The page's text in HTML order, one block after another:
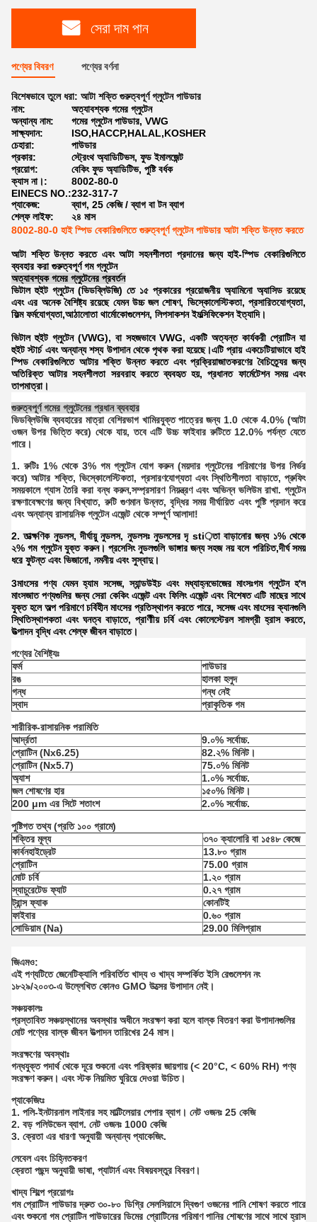
সেরা দাম পান
পণ্যের বিবরণ পণ্যের বর্ণনা
বিশেষভাবে তুলে ধরা: আটা শক্তি গুরুত্বপূর্ণ গ্লুটেন পাউডার
নাম:
অত্যাবশ্যক গমের গ্লুটেন
অন্যান্য নাম:
গমের গ্লুটেন পাউডার, VWG
সাক্ষ্যদান:
ISO,HACCP,HALAL,KOSHER
চেহারা:
পাউডার
প্রকার:
স্ট্রেংথ অ্যাডিটিভস, ফুড ইমালজেন্ট
প্রয়োগ:
বেকিং ফুড অ্যাডিটিভ, পুষ্টি বর্ধক
ক্যাস না।:
8002-80-0
EINECS NO.:232-317-7
প্যাকেজ:
ব্যাগ, 25 কেজি / ব্যাগ বা টন ব্যাগ
শেল্ফ লাইফ:
২৪ মাস
8002-80-0 হাই স্পিড বেকারিগুলিতে গুরুত্বপূর্ণ গ্লুটেন পাউডার আটা শক্তি উন্নত করতে
আটা শক্তি উন্নত করতে এবং আটা সহনশীলতা প্রদানের জন্য হাই-স্পিড বেকারিগুলিতে
ব্যবহার করা গুরুত্বপূর্ণ গম গ্লুটেন
অত্যাবশ্যক গমের গ্লুটেনের প্রবর্তন
ভিটাল হুইট গ্লুটেন (ভিডব্লিউজি) তে ১৫ প্রকারের প্রয়োজনীয় অ্যামিনো অ্যাসিড রয়েছে
এবং এর অনেক বৈশিষ্ট্য রয়েছে যেমন উচ্চ জল শোষণ, ভিস্কোলেস্টিকতা, প্রসারিতযোগ্যতা,
ফিল্ম ফর্মযোগ্যতা,আঠালোতা থার্মোকোগুলেশন, লিপসাকশন ইমল্সিফিকেশন ইত্যাদি।
ভিটাল হুইট গ্লুটেন (VWG), বা সহজভাবে VWG, একটি অত্যন্ত কার্যকরী প্রোটিন যা
হুইট স্টার্চ এবং অন্যান্য শস্য উপাদান থেকে পৃথক করা হয়েছে।এটি প্রায় একচেটিয়াভাবে হাই
স্পিড বেকারিগুলিতে আটার শক্তি উন্নত করতে এবং প্রক্রিয়াজাতকরণের বৈচিত্র্যের জন্য
অতিরিক্ত আটার সহনশীলতা সরবরাহ করতে ব্যবহৃত হয়, প্রধানত ফার্মেটেশন সময় এবং
তাপমাত্রা।
গুরুত্বপূর্ণ গমের গ্লুটেনের প্রধান ব্যবহার
ভিডব্লিউজি ব্যবহারের মাত্রা বেশিরভাগ খামিরযুক্ত পাত্রের জন্য 1.0 থেকে 4.0% (আটা
ওজন উপর ভিত্তি করে) থেকে যায়, তবে এটি উচ্চ ফাইবার রুটিতে 12.0% পর্যন্ত যেতে
পারে।
1. রুটিঃ 1% থেকে 3% গম গ্লুটেন যোগ করুন (ময়দার গ্লুটেনের পরিমাণের উপর নির্ভর
করে) আটার শক্তি, ভিস্কোলেস্টিকতা, প্রসারণযোগ্যতা এবং স্থিতিশীলতা বাড়াতে, প্রুফিং
সময়কালে গ্যাস তৈরি করা বন্ধ করুন,সম্প্রসারণ নিয়ন্ত্রণ এবং অভিন্ন ভলিউম রাখা. গ্লুটেন
রক্ষণাবেক্ষণের জন্য বিখ্যাত, রুটি গুণমান উন্নত, বৃদ্ধির সময় দীর্ঘায়িত এবং পুষ্টি প্রদান করে
এবং অন্যান্য রাসায়নিক গ্লুটেন এজেন্ট থেকে সম্পূর্ণ আলাদা!
2. তাত্ক্ষণিক নুডলস, দীর্ঘায়ু নুডলস, নুডলসঃ নুডলসের দৃ sti়তা বাড়ানোর জন্য ১% থেকে
২% গম গ্লুটেন যুক্ত করুন। প্রসেসিং নুডলগুলি ভাঙ্গার জন্য সহজ নয় বলে পরিচিত,দীর্ঘ সময়
ধরে ফুটন্ত এবং ভিজানো, নমনীয় এবং সুস্বাদু।
3মাংসের পণ্য যেমন হ্যাম সসেজ, স্যান্ডউইচ এবং মধ্যাহ্নভোজের মাংসঃগম গ্লুটেন হ'ল
মাংসজাত পণ্যগুলির জন্য সেরা কেকিং এজেন্ট এবং ফিলিং এজেন্ট এবং বিশেষত এটি মাছের সাথে
যুক্ত হলে অল্প পরিমাণে চর্বিহীন মাংসের প্রতিস্থাপন করতে পারে, সসেজ এবং মাংসের ক্যানগুলি
স্থিতিস্থাপকতা এবং ঘনত্ব বাড়াতে, প্রাণীীয় চর্বি এবং কোলেস্টেরল সামগ্রী হ্রাস করতে,
উত্পাদন বৃদ্ধি এবং শেল্ফ জীবন বাড়াতে।
পণ্যের বৈশিষ্ট্যঃ
ফর্ম
পাউডার
রঙ
হালকা হলুদ
গন্ধ
গন্ধ নেই
স্বাদ
প্রাকৃতিক গম
শারীরিক-রাসায়নিক পরামিতি
আর্দ্রতা
9.০% সর্বোচ্চ.
প্রোটিন (Nx6.25)
82.২% মিনিট।
প্রোটিন (Nx5.7)
75.০% মিনিট
অ্যাশ
1.০% সর্বোচ্চ.
জল শোষণের হার
১৫০% মিনিট।
200 μm এর সিটে শতাংশ
2.০% সর্বোচ্চ.
পুষ্টিগত তথ্য (প্রতি ১০০ গ্রামে)
শক্তির মূল্য
৩৭০ ক্যালোরি বা ১৫৪৮ কেজে
কার্বনহাইড্রেট
13.৮০ গ্রাম
প্রোটিন
75.00 গ্রাম
মোট চর্বি
1.২০ গ্রাম
স্যাচুরেটেড ফ্যাট
0.২৭ গ্রাম
ট্রান্স ফ্যাক
কোনটিই
ফাইবার
0.৬০ গ্রাম
সোডিয়াম (Na)
29.00 মিলিগ্রাম
জিএমও:
এই পণ্যটিতে জেনেটিক্যালি পরিবর্তিত খাদ্য ও খাদ্য সম্পর্কিত ইসি রেগুলেশন নং
১৮২৯/২০০৩-এ উল্লেখিত কোনও GMO উত্সের উপাদান নেই।
সঞ্চয়কালঃ
প্রস্তাবিত সঞ্চয়স্থানের অবস্থার অধীনে সংরক্ষণ করা হলে বাল্ক বিতরণ করা উপাদানগুলির
মোট পণ্যের বাল্ক জীবন উত্পাদন তারিখের 24 মাস।
সংরক্ষণের অবস্থাঃ
গন্ধযুক্ত পদার্থ থেকে দূরে শুকনো এবং পরিষ্কার জায়গায় (< 20°C, < 60% RH) পণ্য
সংরক্ষণ করুন। এবং স্টক নিয়মিত ঘুরিয়ে দেওয়া উচিত।
প্যাকেজিংঃ
1. পলি-ইনটারনাল লাইনার সহ মাল্টিলেয়ার পেপার ব্যাগ। নেট ওজনঃ 25 কেজি
2. বড় পলিউভেন ব্যাগ. নেট ওজনঃ 1000 কেজি
3. ক্রেতা এর ধারণা অনুযায়ী অন্যান্য প্যাকেজিং.
লেবেল এবং চিহ্নিতকরণ
ক্রেতা পছন্দ অনুযায়ী ভাষা, প্যাটার্ন এবং বিষয়বস্তুর বিবরণ।
খাদ্য শিল্পে প্রয়োগঃ
গম প্রোটিন পাউডার দ্রুত ৩০-৮০ ডিগ্রি সেলসিয়াসে দ্বিগুণ ওজনের পানি শোষণ করতে পারে
এবং শুকনো গম প্রোটিন পাউডারের ডিমের প্রোটিনের পরিমাণ পানির শোষণের সাথে সাথে হ্রাস